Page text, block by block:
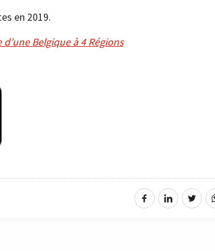
en 2019.
Belgique à 4 Régions